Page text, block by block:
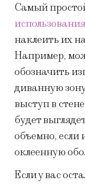
Самый
наклеить их
Например,
обозначить
диванную
выступ в
будет
объемно, если
оклеенную
Если у вас